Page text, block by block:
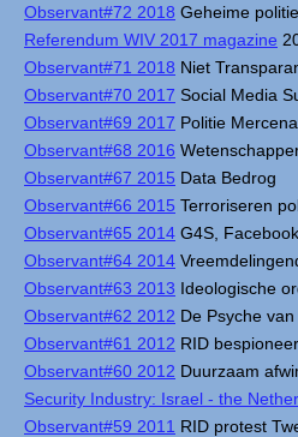
Observant#72 2018 Geheime
Referendum WIV 2017 magazine
Observant#71 2018 Niet
Observant#70 2017 Social Media
Observant#69 2017 Politie
Observant#68 2016
Observant#67 2015 Data Bedrog
Observant#66 2015 Terroriseren
Observant#65 2014 G4S,
Observant#64 2014
Observant#63 2013 Ideologische
Observant#62 2012 De Psyche
Observant#61 2012 RID
Observant#60 2012 Duurzaam
Security Industry: Israel - the
Observant#59 2011 RID protest